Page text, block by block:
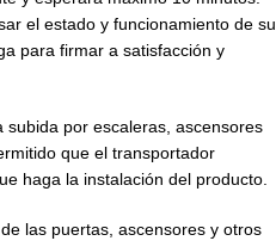
el estado y funcionamiento de su
para firmar a satisfacción y
subida por escaleras, ascensores
que el transportador
haga la instalación del producto.
las puertas, ascensores y otros